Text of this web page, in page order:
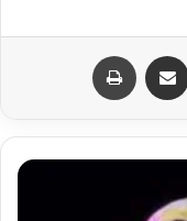
مشاركة عبر البريد